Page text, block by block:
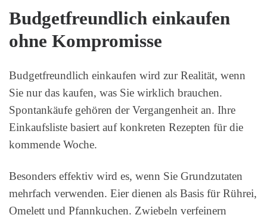
Budgetfreundlich einkaufen
ohne Kompromisse
Budgetfreundlich einkaufen wird zur Realität, wenn
Sie nur das kaufen, was Sie wirklich brauchen.
Spontankäufe gehören der Vergangenheit an. Ihre
Einkaufsliste basiert auf konkreten Rezepten für die
kommende Woche.
Besonders effektiv wird es, wenn Sie Grundzutaten
mehrfach verwenden. Eier dienen als Basis für Rührei,
Omelett und Pfannkuchen. Zwiebeln verfeinern